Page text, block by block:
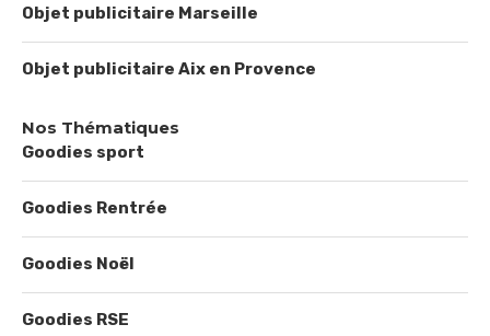
Objet publicitaire Marseille
Objet publicitaire Aix en Provence
Nos Thématiques
Goodies sport
Goodies Rentrée
Goodies Noël
Goodies RSE